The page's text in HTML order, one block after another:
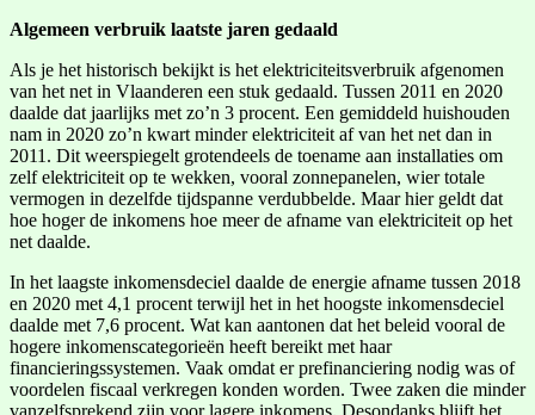
Algemeen verbruik laatste jaren gedaald
Als je het historisch bekijkt is het elektriciteitsverbruik afgenomen
van het net in Vlaanderen een stuk gedaald. Tussen 2011 en 2020
daalde dat jaarlijks met zo’n 3 procent. Een gemiddeld huishouden
nam in 2020 zo’n kwart minder elektriciteit af van het net dan in
2011. Dit weerspiegelt grotendeels de toename aan installaties om
zelf elektriciteit op te wekken, vooral zonnepanelen, wier totale
vermogen in dezelfde tijdspanne verdubbelde. Maar hier geldt dat
hoe hoger de inkomens hoe meer de afname van elektriciteit op het
net daalde.
In het laagste inkomensdeciel daalde de energie afname tussen 2018
en 2020 met 4,1 procent terwijl het in het hoogste inkomensdeciel
daalde met 7,6 procent. Wat kan aantonen dat het beleid vooral de
hogere inkomenscategorieën heeft bereikt met haar
financieringssystemen. Vaak omdat er prefinanciering nodig was of
voordelen fiscaal verkregen konden worden. Twee zaken die minder
vanzelfsprekend zijn voor lagere inkomens. Desondanks blijft het